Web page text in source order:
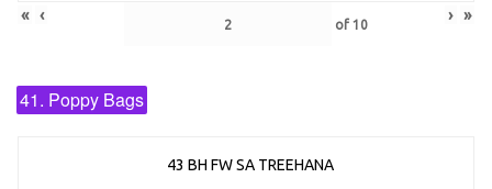
« ‹ of 10 › »
41. Poppy Bags
43 BH FW SA TREEHANA